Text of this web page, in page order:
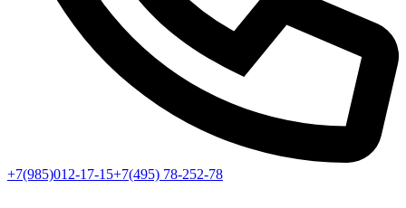
+7(985)012-17-15+7(495) 78-252-78